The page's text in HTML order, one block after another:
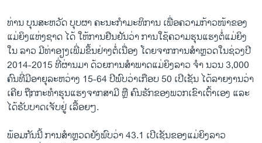
ທ່ານ ບຸນສະຫວັດ ບຸບຜາ ຄະນະກຳມະທິການ ເພື່ອຄວາມກ້າວໜ້າຂອງ
ແມ່ຍິງແຫ່ງຊາດ ໄດ້ ໃຫ້ການຢືນຢັນວ່າ ການໃຊ້ຄວາມຮຸນແຮງຕໍ່ແມ່ຍິງ
ໃນ ລາວ ມີທ່າອຽງເພີ່ມຂຶ້ນຢ່າງຕໍ່ເນື່ອງ ໂດຍຈາກການສຳຫຼວດໃນຊ່ວງປີ
2014-2015 ທີ່ຜ່ານມາ ດ້ວຍການສຳພາດແມ່ຍິງລາວ ຈຳ ນວນ 3,000
ຄົນທີ່ມີອາຍຸລະຫວ່າງ 15-64 ປີພົບວ່າເກືອບ 50 ເປີເຊັນ ໄດ້ລາຍງານວ່າ
ເຄີຍ ຖືກກະທຳຮຸນແຮງຈາກສາມີ ຫຼື ຄົນຮັກຂອງພວກເຂົາເຕົ້າເອງ ແລະ
ໄດ້ຮັບບາດເຈັບຢູ່ ເລື້ອຍໆ.
ພ້ອມກັນນີ້ ການສຳຫຼວດຍັງພົບວ່າ 43.1 ເປີເຊັນຂອງແມ່ຍິງລາວ